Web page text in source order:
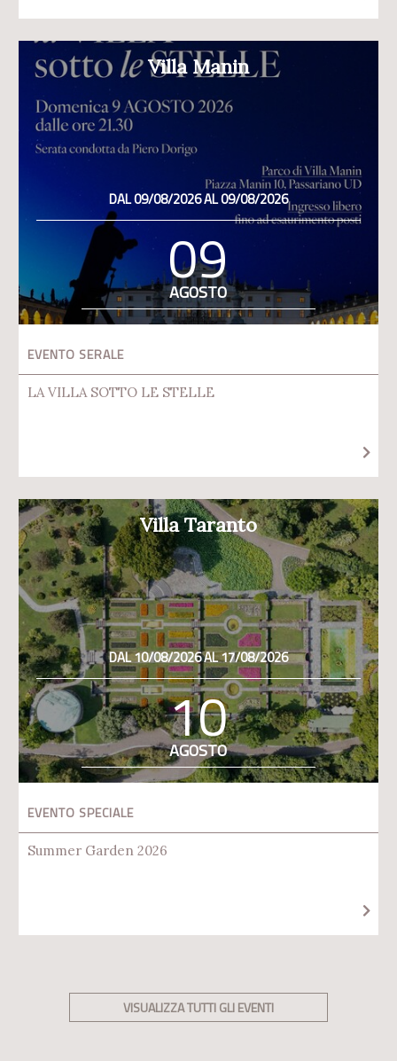
Villa Manin
DAL 09/08/2026 AL 09/08/2026
09
AGOSTO
EVENTO SERALE
LA VILLA SOTTO LE STELLE
Villa Taranto
DAL 10/08/2026 AL 17/08/2026
10
AGOSTO
EVENTO SPECIALE
Summer Garden 2026
VISUALIZZA TUTTI GLI EVENTI